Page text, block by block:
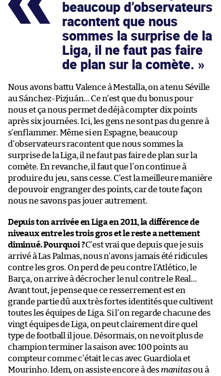
beaucoup d’observateurs
racontent que nous
sommes la surprise de la
Liga, il ne faut pas faire
de plan sur la comète.
Nous avons battu Valence à Mestalla, on a tenu Séville
au Sánchez-Pizjuán… Ce n’est que du bonus pour
nous et ça nous permet de déjà compter dix points
après six journées. Ici, les gens ne sont pas du genre à
s’enflammer. Même si en Espagne, beaucoup
d’observateurs racontent que nous sommes la
surprise de la Liga, il ne faut pas faire de plan sur la
comète. En revanche, il faut que l’on continue à
produire du jeu, sans cesse. C’est la meilleure manière
de pouvoir engranger des points, car de toute façon
nous ne savons pas jouer autrement.
Depuis ton arrivée en Liga en 2011, la différence de
niveaux entre les trois gros et le reste a nettement
diminué. Pourquoi ?C’est vrai que depuis que je suis
arrivé à Las Palmas, nous n’avons jamais été ridicules
contre les gros. On perd de peu contre l’Atlético, le
Barça, on arrive à décrocher le nul contre le Real…
Avant tout, je pense que ce resserrement est en
grande partie dû aux très fortes identités que cultivent
toutes les équipes de Liga. Si l’on regarde chacune des
vingt équipes de Liga, on peut clairement dire quel
type de football il joue. Désormais, on ne voit plus de
champion terminer la saison avec 100 points au
compteur comme c’était le cas avec Guardiola et
Mourinho. Idem, on assiste encore à des manitasou à